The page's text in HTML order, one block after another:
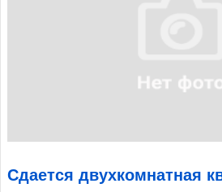
Сдается двухкомнатная